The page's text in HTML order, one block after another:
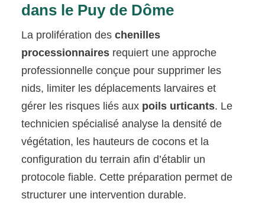
dans le Puy de Dôme
La prolifération deschenilles
processionnaires requiert une approche
professionnelle conçue pour supprimer les
nids, limiter les déplacements larvaires et
gérer les risques liés aux poils urticants. Le
technicien spécialisé analyse la densité de
végétation, les hauteurs de cocons et la
configuration du terrain afin d’établir un
protocole fiable. Cette préparation permet de
structurer une intervention durable.